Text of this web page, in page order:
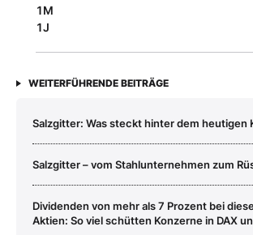
1M
1J
WEITERFÜHRENDE BEITRÄGE
Salzgitter: Was steckt hinter dem heutigen
Salzgitter – vom Stahlunternehmen zum
Dividenden von mehr als 7 Prozent bei
Aktien: So viel schütten Konzerne in DAX